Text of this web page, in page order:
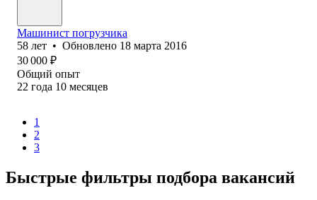
Машинист погрузчика
58 лет • Обновлено 18 марта 2016
30 000 ₽
Общий опыт
22 года 10 месяцев
1
2
3
Быстрые фильтры подбора вакансий